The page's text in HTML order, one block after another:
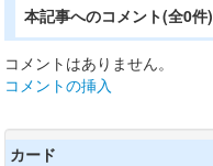
本記事へのコメント(全0件)
コメントはありません。
コメントの挿入
カード